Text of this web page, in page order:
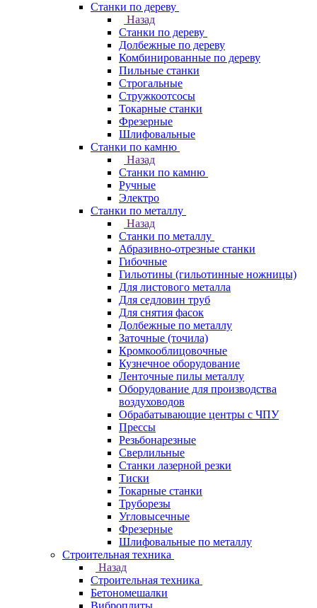
Станки по дереву
Назад
Станки по дереву
Долбежные по дереву
Комбинированные по дереву
Пильные станки
Строгальные
Стружкоотсосы
Токарные станки
Фрезерные
Шлифовальные
Станки по камню
Назад
Станки по камню
Ручные
Электро
Станки по металлу
Назад
Станки по металлу
Абразивно-отрезные станки
Гибочные
Гильотины (гильотинные ножницы)
Для листового металла
Для седловин труб
Для снятия фасок
Долбежные по металлу
Заточные (точила)
Кромкооблицовочные
Кузнечное оборудование
Ленточные пилы металлу
Оборудование для производства
воздуховодов
Обрабатывающие центры с ЧПУ
Прессы
Резьбонарезные
Сверлильные
Станки лазерной резки
Тиски
Токарные станки
Труборезы
Угловысечные
Фрезерные
Шлифовальные по металлу
Строительная техника
Назад
Строительная техника
Бетономешалки
Виброплиты